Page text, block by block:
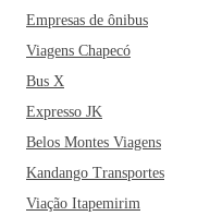
Empresas de ônibus
Viagens Chapecó
Bus X
Expresso JK
Belos Montes Viagens
Kandango Transportes
Viação Itapemirim